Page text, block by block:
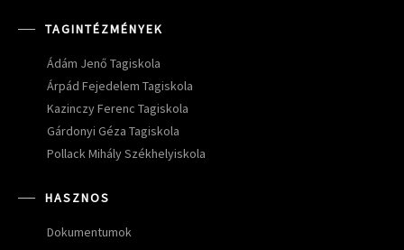
TAGINTÉZMÉNYEK
Ádám Jenő Tagiskola
Árpád Fejedelem Tagiskola
Kazinczy Ferenc Tagiskola
Gárdonyi Géza Tagiskola
Pollack Mihály Székhelyiskola
HASZNOS
Dokumentumok